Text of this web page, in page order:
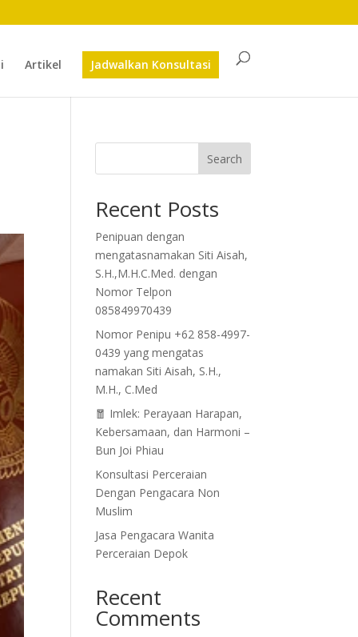
Artikel Jadwalkan Konsultasi
Search
Recent Posts
Penipuan dengan
mengatasnamakan Siti Aisah,
S.H.,M.H.C.Med. dengan
Nomor Telpon
085849970439
Nomor Penipu +62 858-4997-
0439 yang mengatas
namakan Siti Aisah, S.H.,
M.H., C.Med
🧧 Imlek: Perayaan Harapan,
Kebersamaan, dan Harmoni –
Bun Joi Phiau
Konsultasi Perceraian
Dengan Pengacara Non
Muslim
Jasa Pengacara Wanita
Perceraian Depok
Recent
Comments